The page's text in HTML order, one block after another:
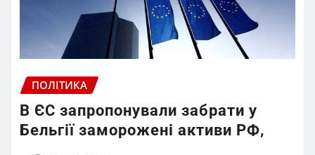
ПОЛІТИКА
В ЄС запропонували забрати у
Бельгії заморожені активи РФ,